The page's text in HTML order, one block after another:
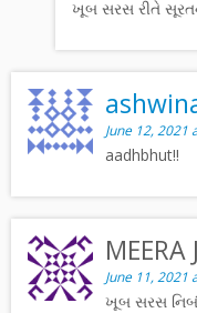
ખૂબ સરસ રીતે
June 12, 2021
aadhbhut!!
MEERA
June 11, 2021
ખૂબ સરસ